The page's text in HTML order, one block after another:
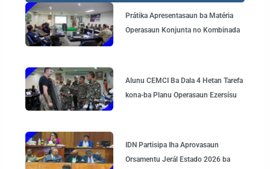
Prátika Apresentasaun ba Matéria
Operasaun Konjunta no Kombinada
Alunu CEMCI Ba Dala 4 Hetan Tarefa
kona-ba Planu Operasaun Ezersísu
IDN Partisipa Iha Aprovasaun
Orsamentu Jerál Estado 2026 ba
Page